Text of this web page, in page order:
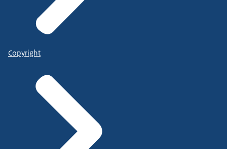
Copyright